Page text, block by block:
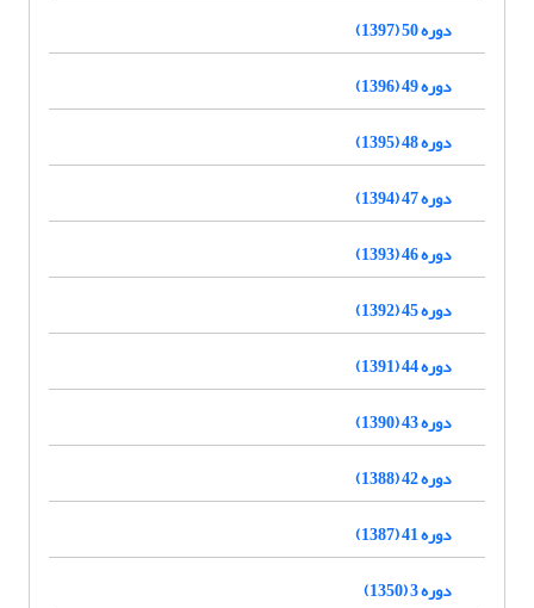
دوره 50 (1397)
دوره 49 (1396)
دوره 48 (1395)
دوره 47 (1394)
دوره 46 (1393)
دوره 45 (1392)
دوره 44 (1391)
دوره 43 (1390)
دوره 42 (1388)
دوره 41 (1387)
دوره 3 (1350)